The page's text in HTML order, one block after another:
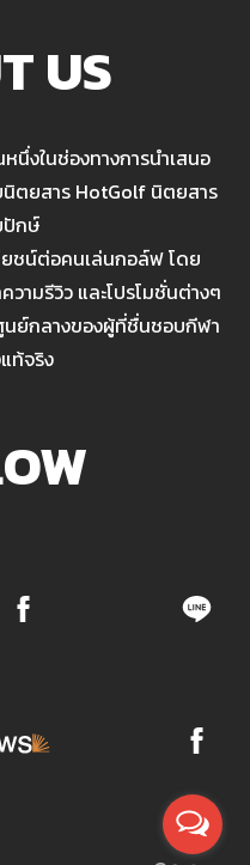
US
นึ่งในช่องทางการนำเสนอ
นิตยสาร HotGolf นิตยสาร
กษ์
ยชน์ต่อคนเล่นกอล์ฟ โดย
ามรีวิว และโปรโมชั่นต่างๆ
นย์กลางของผู้ที่ชื่นชอบกีฬา
ท้จริง